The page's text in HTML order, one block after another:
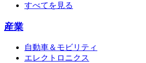
すべてを見る
産業
自動車＆モビリティ
エレクトロニクス